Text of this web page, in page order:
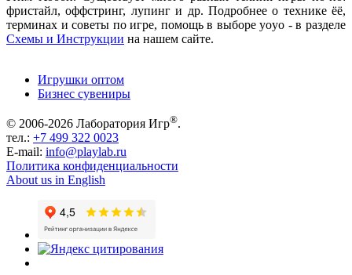
фристайл, оффстринг, лупинг и др. Подробнее о технике ёё,
терминах и советы по игре, помощь в выборе yoyo - в разделе
Схемы и Инструкции на нашем сайте.
Игрушки оптом
Бизнес сувениры
© 2006-2026 Лаборатория Игр®.
тел.: +7 499 322 0023
E-mail: info@playlab.ru
Политика конфиденциальности
About us in English